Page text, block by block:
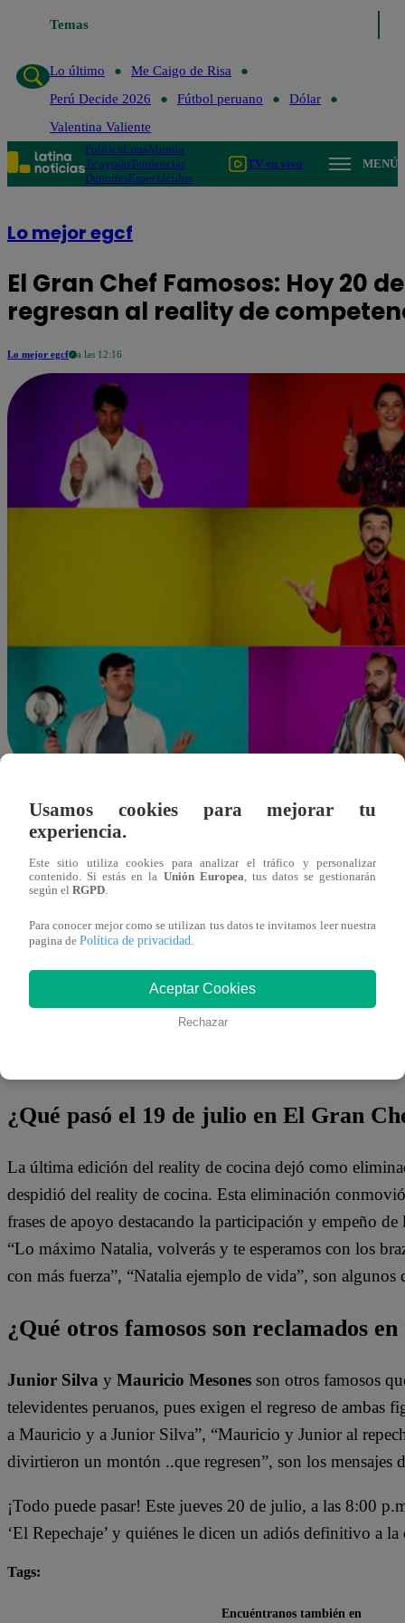
Temas
Lo último
Me Caigo de Risa
Perú Decide 2026
Fútbol peruano
Dólar
Valentina Valiente
PolíticaLimaMundo
Te ayudoTendencias
DeportesEspectáculos
TV en vivo MENÚ
Lo mejor egcf
El Gran Chef Famosos: Hoy 20
regresan al reality de
Lo mejor egcf a las 12:16
20 de julio 2023
¡Regresan por más! Porque el público lo venía
Mesones y Natalia Salasvuelven por su revancha a la
Los seis famosos eliminados tendrán como principal
¿Qué pasó el 19 de julio en El Gran
La última edición del reality de cocina dejó como
despidió del reality de cocina. Esta eliminación
frases de apoyo destacando la participación y empeño
“Lo máximo Natalia, volverás y te esperamos con los
con más fuerza”, “Natalia ejemplo de vida”, son algunos
¿Qué otros famosos son reclamados en
Junior Silva y Mauricio Mesones son otros famosos
televidentes peruanos, pues exigen el regreso de ambas
a Mauricio y a Junior Silva”, “Mauricio y Junior al
divirtieron un montón ..que regresen”, son los mensajes
¡Todo puede pasar! Este jueves 20 de julio, a las 8:00
‘El Repechaje’ y quiénes le dicen un adiós definitivo a
Tags:
Usamos cookies para mejorar tu
experiencia.
Este sitio utiliza cookies para analizar el tráfico y personalizar
contenido. Si estás en la Unión Europea , tus datos se gestionarán
según el RGPD
Para conocer mejor como se utilizan tus datos te invitamos leer nuestra
pagina de Política de privacidad
Aceptar Cookies
Rechazar
Encuéntranos también en